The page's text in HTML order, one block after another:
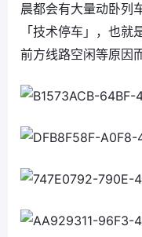
晨都会有大量动卧列
「技术停车」，也
前方线路空闲等原因